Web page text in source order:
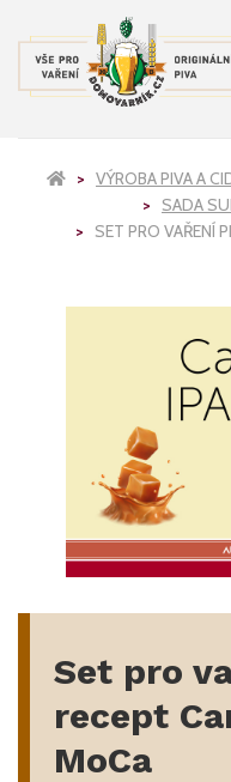
VÝROBA PIVA A
SADA
SET PRO VAŘENÍ
Set pro
recept
MoCa